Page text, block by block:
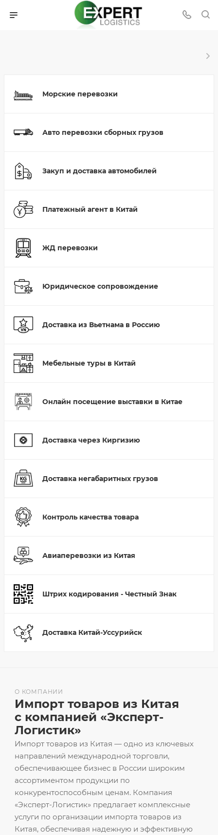
Морские перевозки
Авто перевозки сборных грузов
Закуп и доставка автомобилей
Платежный агент в Китай
ЖД перевозки
Юридическое сопровождение
Доставка из Вьетнама в Россию
Мебельные туры в Китай
Онлайн посещение выставки в Китае
Доставка через Киргизию
Доставка негабаритных грузов
Контроль качества товара
Авиаперевозки из Китая
Штрих кодирования - Честный Знак
Доставка Китай-Уссурийск
Импорт товаров из Китая — одно из ключевых
направлений международной торговли,
обеспечивающее бизнес в России широким
ассортиментом продукции по
конкурентоспособным ценам. Компания
«Эксперт-Логистик» предлагает комплексные
услуги по организации импорта товаров из
Китая, обеспечивая надежную и эффективную
О КОМПАНИИ
Импорт товаров из Китая
с компанией «Эксперт-
Логистик»